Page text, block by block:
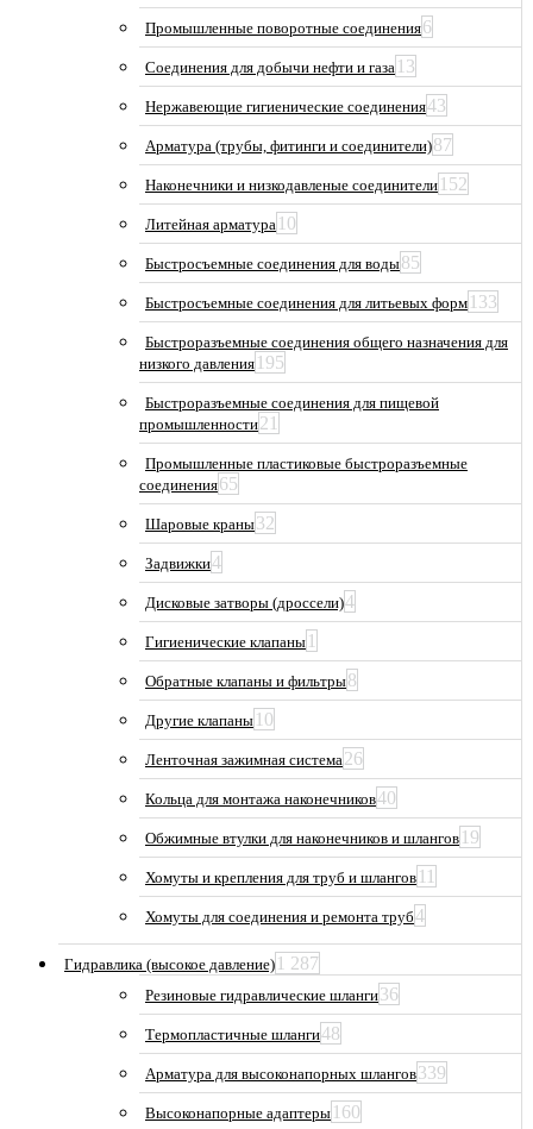
Промышленные поворотные соединения6
Соединения для добычи нефти и газа 13
Нержавеющие гигиенические соединения43
Арматура (трубы, фитинги и соединители)87
Наконечники и низкодавленые соединители 152
Литейная арматура 10
Быстросъемные соединения для воды85
Быстросъемные соединения для литьевых форм 133
Быстроразъемные соединения общего назначения для
низкого давления 195
Быстроразъемные соединения для пищевой
промышленности21
Промышленные пластиковые быстроразъемные
соединения65
Шаровые краны32
Задвижки4
Дисковые затворы (дроссели)4
Гигиенические клапаны 1
Обратные клапаны и фильтры8
Другие клапаны 10
Ленточная зажимная система26
Кольца для монтажа наконечников40
Обжимные втулки для наконечников и шлангов 19
Хомуты и крепления для труб и шлангов 11
Хомуты для соединения и ремонта труб4
Гидравлика (высокое давление) 1 287
Резиновые гидравлические шланги36
Термопластичные шланги48
Арматура для высоконапорных шлангов339
Высоконапорные адаптеры 160